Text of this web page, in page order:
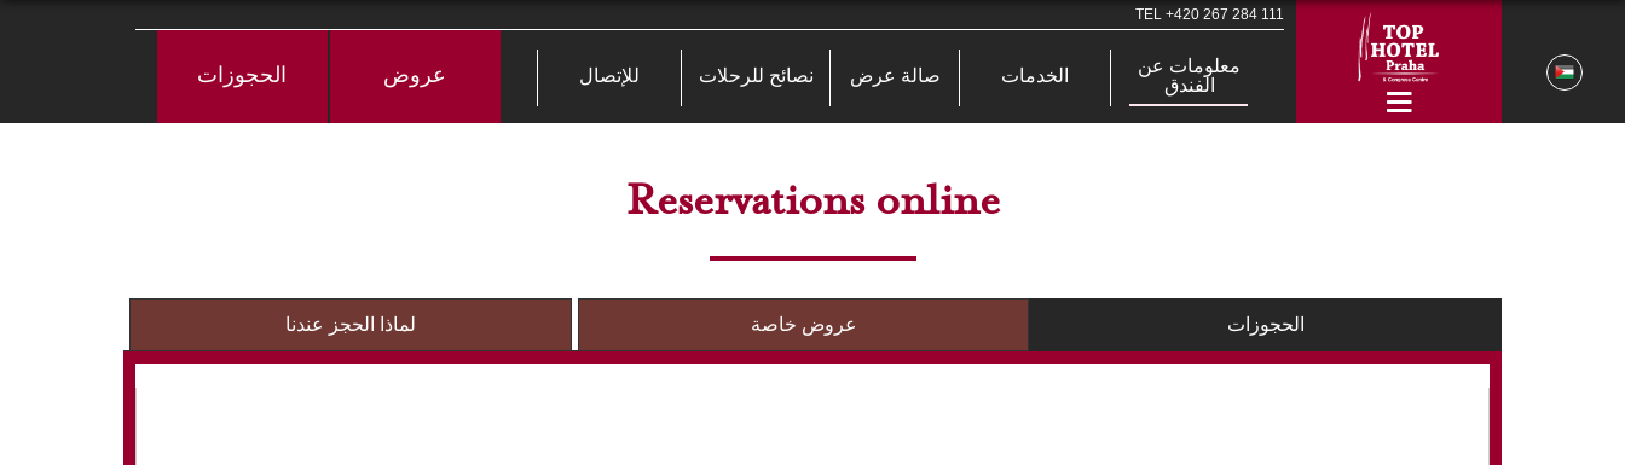
TEL +420 267 284 111
معلومات عن
الفندق
الخدمات صالة عرض نصائح للرحلات للإتصال عروض الحجوزات
Reservations online
الحجوزات عروض خاصة لماذا الحجز عندنا